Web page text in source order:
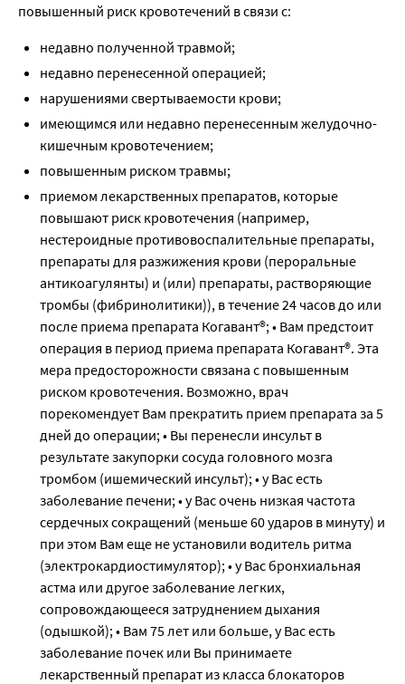
повышенный риск кровотечений в связи с:
недавно полученной травмой;
недавно перенесенной операцией;
нарушениями свертываемости крови;
имеющимся или недавно перенесенным желудочно-
кишечным кровотечением;
повышенным риском травмы;
приемом лекарственных препаратов, которые
повышают риск кровотечения (например,
нестероидные противовоспалительные препараты,
препараты для разжижения крови (пероральные
антикоагулянты) и (или) препараты, растворяющие
тромбы (фибринолитики)), в течение 24 часов до или
после приема препарата Когавант®; • Вам предстоит
операция в период приема препарата Когавант®. Эта
мера предосторожности связана с повышенным
риском кровотечения. Возможно, врач
порекомендует Вам прекратить прием препарата за 5
дней до операции; • Вы перенесли инсульт в
результате закупорки сосуда головного мозга
тромбом (ишемический инсульт); • у Вас есть
заболевание печени; • у Вас очень низкая частота
сердечных сокращений (меньше 60 ударов в минуту) и
при этом Вам еще не установили водитель ритма
(электрокардиостимулятор); • у Вас бронхиальная
астма или другое заболевание легких,
сопровождающееся затруднением дыхания
(одышкой); • Вам 75 лет или больше, у Вас есть
заболевание почек или Вы принимаете
лекарственный препарат из класса блокаторов